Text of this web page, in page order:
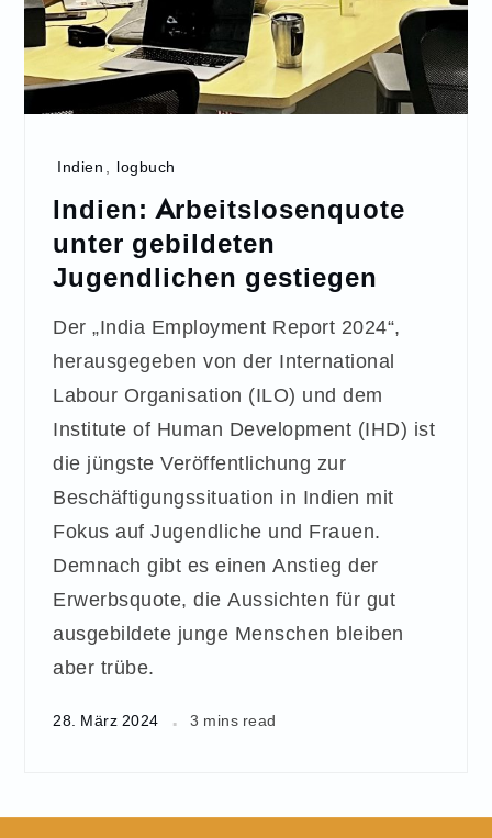
Indien logbuch
Indien: Arbeitslosenquote
unter gebildeten
Jugendlichen gestiegen
Der „India Employment Report 2024“,
herausgegeben von der International
Labour Organisation (ILO) und dem
Institute of Human Development (IHD) ist
die jüngste Veröffentlichung zur
Beschäftigungssituation in Indien mit
Fokus auf Jugendliche und Frauen.
Demnach gibt es einen Anstieg der
Erwerbsquote, die Aussichten für gut
ausgebildete junge Menschen bleiben
aber trübe.
28. März 2024 3 mins read